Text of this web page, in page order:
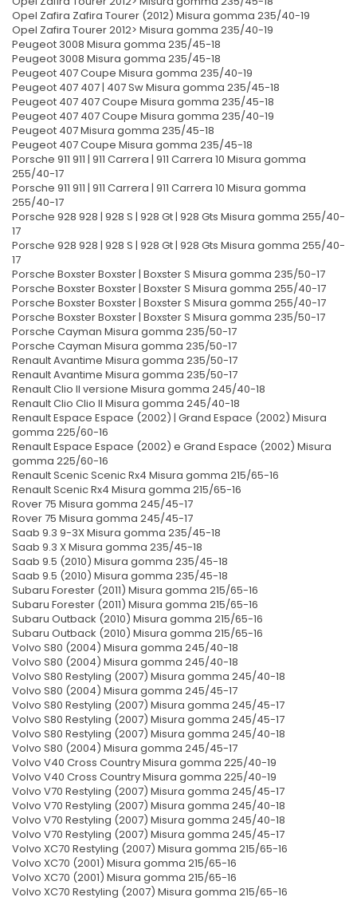
Opel Zafira Zafira Tourer (2012) Misura gomma 235/40-19
Opel Zafira Tourer 2012> Misura gomma 235/40-19
Peugeot 3008 Misura gomma 235/45-18
Peugeot 3008 Misura gomma 235/45-18
Peugeot 407 Coupe Misura gomma 235/40-19
Peugeot 407 407 | 407 Sw Misura gomma 235/45-18
Peugeot 407 407 Coupe Misura gomma 235/45-18
Peugeot 407 407 Coupe Misura gomma 235/40-19
Peugeot 407 Misura gomma 235/45-18
Peugeot 407 Coupe Misura gomma 235/45-18
Porsche 911 911 | 911 Carrera | 911 Carrera 10 Misura gomma
255/40-17
Porsche 911 911 | 911 Carrera | 911 Carrera 10 Misura gomma
255/40-17
Porsche 928 928 | 928 S | 928 Gt | 928 Gts Misura gomma 255/40-
17
Porsche 928 928 | 928 S | 928 Gt | 928 Gts Misura gomma 255/40-
17
Porsche Boxster Boxster | Boxster S Misura gomma 235/50-17
Porsche Boxster Boxster | Boxster S Misura gomma 255/40-17
Porsche Boxster Boxster | Boxster S Misura gomma 255/40-17
Porsche Boxster Boxster | Boxster S Misura gomma 235/50-17
Porsche Cayman Misura gomma 235/50-17
Porsche Cayman Misura gomma 235/50-17
Renault Avantime Misura gomma 235/50-17
Renault Avantime Misura gomma 235/50-17
Renault Clio II versione Misura gomma 245/40-18
Renault Clio Clio II Misura gomma 245/40-18
Renault Espace Espace (2002) | Grand Espace (2002) Misura
gomma 225/60-16
Renault Espace Espace (2002) e Grand Espace (2002) Misura
gomma 225/60-16
Renault Scenic Scenic Rx4 Misura gomma 215/65-16
Renault Scenic Rx4 Misura gomma 215/65-16
Rover 75 Misura gomma 245/45-17
Rover 75 Misura gomma 245/45-17
Saab 9.3 9-3X Misura gomma 235/45-18
Saab 9.3 X Misura gomma 235/45-18
Saab 9.5 (2010) Misura gomma 235/45-18
Saab 9.5 (2010) Misura gomma 235/45-18
Subaru Forester (2011) Misura gomma 215/65-16
Subaru Forester (2011) Misura gomma 215/65-16
Subaru Outback (2010) Misura gomma 215/65-16
Subaru Outback (2010) Misura gomma 215/65-16
Volvo S80 (2004) Misura gomma 245/40-18
Volvo S80 (2004) Misura gomma 245/40-18
Volvo S80 Restyling (2007) Misura gomma 245/40-18
Volvo S80 (2004) Misura gomma 245/45-17
Volvo S80 Restyling (2007) Misura gomma 245/45-17
Volvo S80 Restyling (2007) Misura gomma 245/45-17
Volvo S80 Restyling (2007) Misura gomma 245/40-18
Volvo S80 (2004) Misura gomma 245/45-17
Volvo V40 Cross Country Misura gomma 225/40-19
Volvo V40 Cross Country Misura gomma 225/40-19
Volvo V70 Restyling (2007) Misura gomma 245/45-17
Volvo V70 Restyling (2007) Misura gomma 245/40-18
Volvo V70 Restyling (2007) Misura gomma 245/40-18
Volvo V70 Restyling (2007) Misura gomma 245/45-17
Volvo XC70 Restyling (2007) Misura gomma 215/65-16
Volvo XC70 (2001) Misura gomma 215/65-16
Volvo XC70 (2001) Misura gomma 215/65-16
Volvo XC70 Restyling (2007) Misura gomma 215/65-16